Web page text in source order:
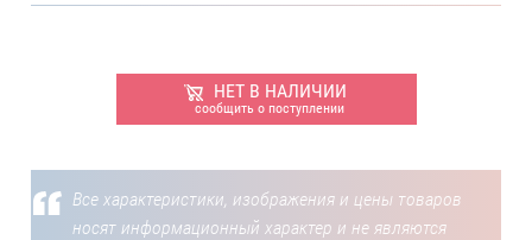
НЕТ В НАЛИЧИИ
сообщить о поступлении
Все характеристики, изображения и цены товаров
носят информационный характер и не являются